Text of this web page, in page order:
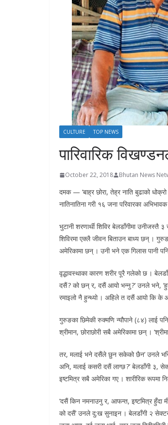
CULTURE TOP NEWS
पारिवारिक
October 22, 2018 Bhutan News
दमक — ‘बाह्र छोरा, तेह्र नाति बुढाको
नातिनातिना गरी १६ जना परिवारका
भुटानी शरणार्थी शिविर बेलडाँगीमा
शिविरमा एक्लै जीवन बिताउन बाध्य छन् ।
अमेरिकामा छन् । उनी भने एक गिलास पानी
वृद्धावस्थाका कारण शरीर पूरै गलेको छ ।
दसैं ? को छन् र, दसैं आयो भन्नु ?’ उनले भने,
रमाइलो नै हुन्थ्यो । अहिले त दसैं आयो कि के
गुरुङका छिमेकी रुक्मणि न्यौपाने (८४) लाई
श्रीमान, छोराछोरी सबै अमेरिकामा छन् ।
तर, मलाई भने दसैंले छुन सकेको छैन’ उनले
अनि, मलाई कसरी दसैं लाग्छ ?’ बेलडाँगी ३,
इष्टमित्र सबै अमेरिका गए । शारीरिक
‘दसैं किन नमनाउनु र, आफन्त, इष्टमित्र हुँदा
को दसैं’ उनले दु:ख सुनाइन । बेलडाँगी २